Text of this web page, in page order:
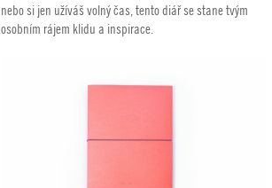
nebo si jen užíváš volný čas, tento diář se stane tvým
osobním rájem klidu a inspirace.